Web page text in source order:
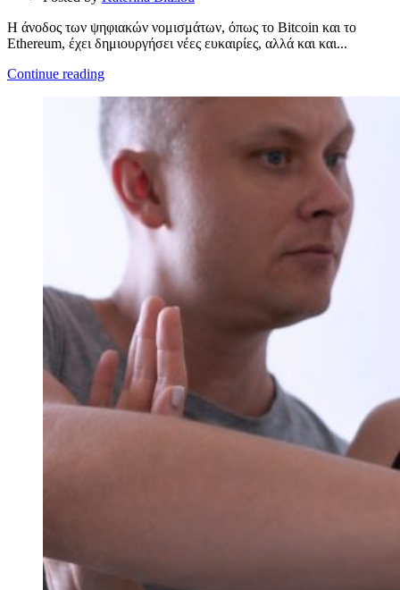
Η άνοδος των ψηφιακών νομισμάτων, όπως το Bitcoin και το
Ethereum, έχει δημιουργήσει νέες ευκαιρίες, αλλά και και...
Continue reading